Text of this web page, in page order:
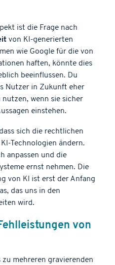
ist die Frage nach
von KI-generierten
wie Google für die von
haften, könnte dies
beeinflussen. Du
Nutzer in Zukunft eher
wenn sie sicher
einstehen.
sich die rechtlichen
Technologien ändern.
anpassen und die
ernst nehmen. Die
von KI ist erst der Anfang
das uns in den
wird.
von
mehreren gravierenden